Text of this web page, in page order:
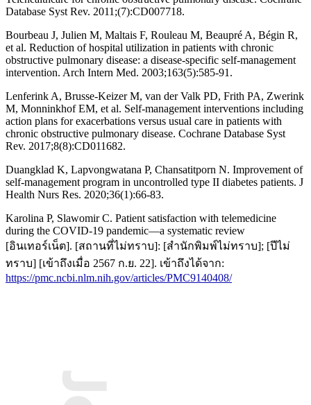
Database Syst Rev. 2011;(7):CD007718.
Bourbeau J, Julien M, Maltais F, Rouleau M, Beaupré A, Bégin R,
et al. Reduction of hospital utilization in patients with chronic
obstructive pulmonary disease: a disease-specific self-management
intervention. Arch Intern Med. 2003;163(5):585-91.
Lenferink A, Brusse-Keizer M, van der Valk PD, Frith PA, Zwerink
M, Monninkhof EM, et al. Self-management interventions including
action plans for exacerbations versus usual care in patients with
chronic obstructive pulmonary disease. Cochrane Database Syst
Rev. 2017;8(8):CD011682.
Duangklad K, Lapvongwatana P, Chansatitporn N. Improvement of
self-management program in uncontrolled type II diabetes patients. J
Health Nurs Res. 2020;36(1):66-83.
Karolina P, Slawomir C. Patient satisfaction with telemedicine
during the COVID-19 pandemic—a systematic review
[อินเทอร์เน็ต]. [สถานที่ไม่ทราบ]: [สำนักพิมพ์ไม่ทราบ]; [ปีไม่
ทราบ] [เข้าถึงเมื่อ 2567 ก.ย. 22]. เข้าถึงได้จาก:
https://pmc.ncbi.nlm.nih.gov/articles/PMC9140408/